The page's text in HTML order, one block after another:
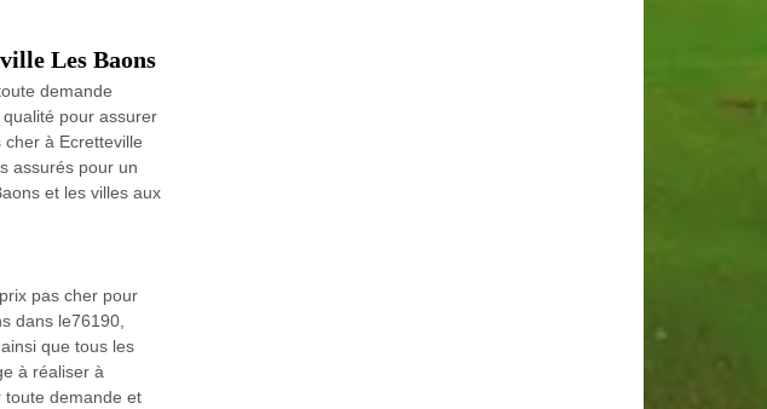
Les Baons
demande
qualité pour assurer
cher à Ecretteville
assurés pour un
et les villes aux
pas cher pour
dans le76190,
que tous les
à réaliser à
toute demande et